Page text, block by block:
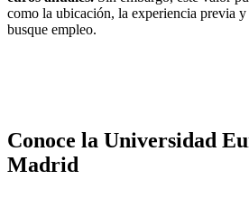
como la ubicación, la experiencia previa y
busque empleo.
Conoce la Universidad
Madrid